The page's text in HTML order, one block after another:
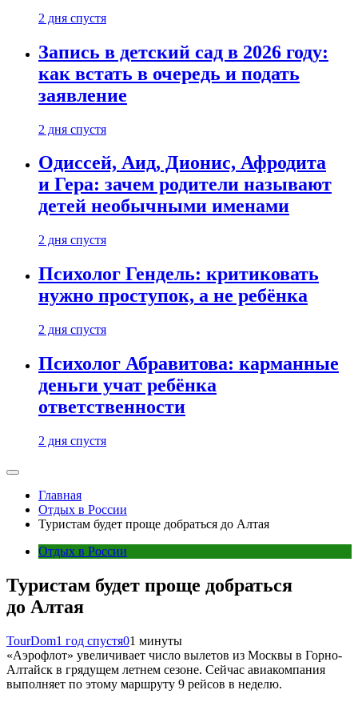
2 дня спустя
Запись в детский сад в 2026 году:
как встать в очередь и подать
заявление
2 дня спустя
Одиссей, Аид, Дионис, Афродита
и Гера: зачем родители называют
детей необычными именами
2 дня спустя
Психолог Гендель: критиковать
нужно проступок, а не ребёнка
2 дня спустя
Психолог Абравитова: карманные
деньги учат ребёнка
ответственности
2 дня спустя
Главная
Отдых в России
Туристам будет проще добраться до Алтая
Отдых в России
Туристам будет проще добраться
до Алтая
TourDom1 год спустя01 минуты
«Аэрофлот» увеличивает число вылетов из Москвы в Горно-
Алтайск в грядущем летнем сезоне. Сейчас авиакомпания
выполняет по этому маршруту 9 рейсов в неделю.